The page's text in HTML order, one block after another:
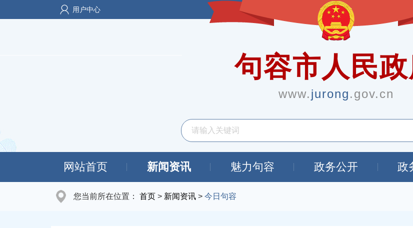
用户中心
句容市人民
www.jurong.gov.cn
网站首页 新闻资讯 魅力句容 政务公开 政
您当前所在位置： 首页 > 新闻资讯 > 今日句容